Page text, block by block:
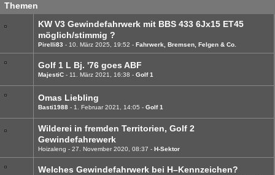
Themen
KW V3 Gewindefahrwerk mit BBS 433 6Jx15 ET45
möglich/stimmig ?
Pirelli83 10. März 2025, 19:52 Fahrwerk, Bremsen, Felgen & Co.
Golf 1 L Bj. '76 goes ABF
MajestiC 11. März 2021, 16:38 Golf 1
Omas Liebling
Basti1988 1. Februar 2021, 14:05 Golf 1
Wilderei in fremden Territorien, Golf 2
Gewindefahrewerk
Hoizaleng 27. November 2020, 08:37 H-Sektor
Welches Gewindefahrwerk bei H–Kennzeichen?